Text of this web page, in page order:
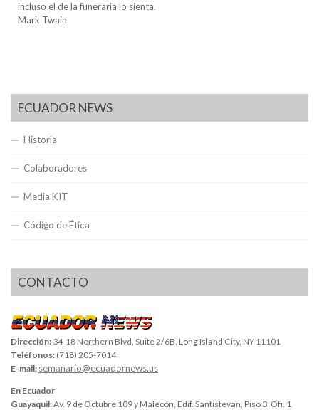
incluso el de la funeraria lo sienta.
Mark Twain
ECUADOR NEWS
Historia
Colaboradores
Media KIT
Código de Ética
CONTACTO
Dirección: 34-18 Northern Blvd, Suite 2/6B, Long Island City, NY 11101
Teléfonos: (718) 205-7014
E-mail: semanario@ecuadornews.us
En Ecuador
Guayaquil:Av. 9 de Octubre 109 y Malecón, Edif. Santistevan, Piso 3, Ofi. 1